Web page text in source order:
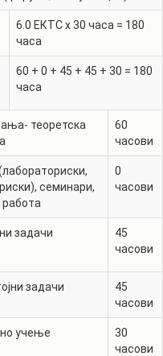
6.0 ЕКТС x 30 часа = 180
часа
60 + 0 + 45 + 45 + 30 = 180
часа
теоретска
60
часови
семинари,
0
часови
задачи
45
часови
задачи
45
часови
учење
30
часови